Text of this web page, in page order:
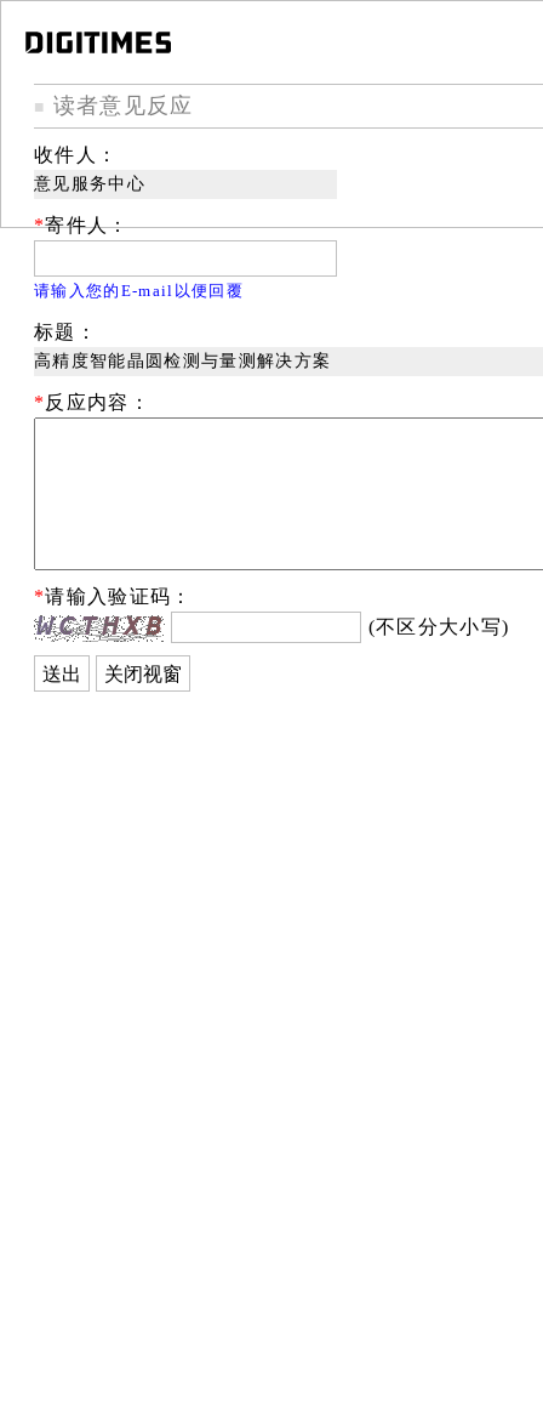
■ 读者意见反应
收件人：
意见服务中心
*寄件人：
请输入您的E-mail以便回覆
标题：
高精度智能晶圆检测与量测解决方案
* 反应内容：
*请输入验证码：
(不区分大小写)